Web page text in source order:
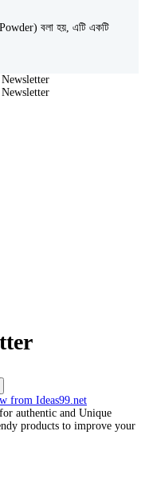
বলা হয়, এটি একটি
authentic and Unique
products to improve your